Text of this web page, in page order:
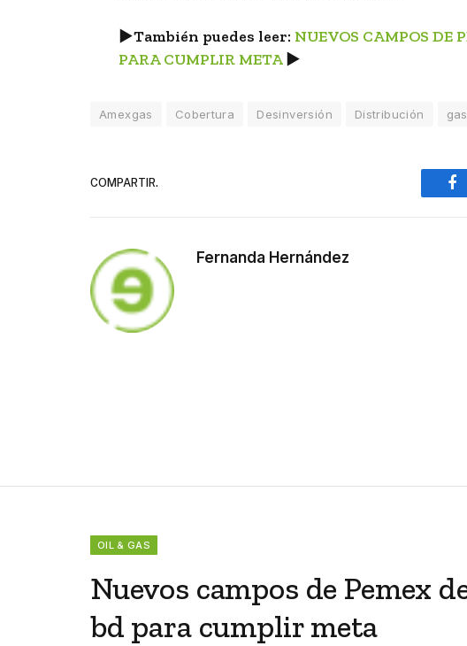
►También puedes leer: NUEVOS CAMPOS DE
PARA CUMPLIR META►
Amexgas Cobertura Desinversión Distribución
COMPARTIR.
Fernanda Hernández
OIL & GAS
Nuevos campos de Pemex
bd para cumplir meta